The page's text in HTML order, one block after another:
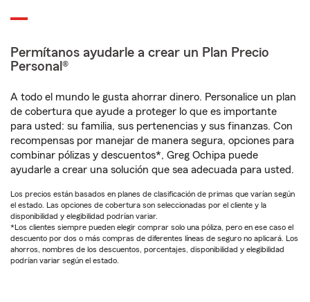
Permítanos ayudarle a crear un Plan Precio
Personal®
A todo el mundo le gusta ahorrar dinero. Personalice un plan
de cobertura que ayude a proteger lo que es importante
para usted: su familia, sus pertenencias y sus finanzas. Con
recompensas por manejar de manera segura, opciones para
combinar pólizas y descuentos*, Greg Ochipa puede
ayudarle a crear una solución que sea adecuada para usted.
Los precios están basados en planes de clasificación de primas que varían según
el estado. Las opciones de cobertura son seleccionadas por el cliente y la
disponibilidad y elegibilidad podrían variar.
*Los clientes siempre pueden elegir comprar solo una póliza, pero en ese caso el
descuento por dos o más compras de diferentes líneas de seguro no aplicará. Los
ahorros, nombres de los descuentos, porcentajes, disponibilidad y elegibilidad
podrían variar según el estado.